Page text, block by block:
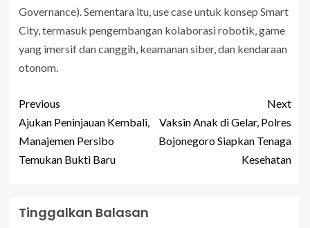
Governance). Sementara itu, use case untuk konsep Smart
City, termasuk pengembangan kolaborasi robotik, game
yang imersif dan canggih, keamanan siber, dan kendaraan
otonom.
Previous
Ajukan Peninjauan Kembali,
Manajemen Persibo
Temukan Bukti Baru
Next
Vaksin Anak di Gelar, Polres
Bojonegoro Siapkan Tenaga
Kesehatan
Tinggalkan Balasan